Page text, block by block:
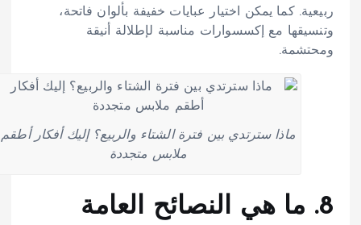
ربيعية. كما يمكن اختيار عبايات خفيفة بألوان فاتحة،
وتنسيقها مع إكسسوارات مناسبة لإطلالة أنيقة
ومحتشمة.
ماذا سترتدي بين فترة الشتاء والربيع؟ إليك أفكار أطقم
ملابس متجددة
8. ما هي النصائح العامة